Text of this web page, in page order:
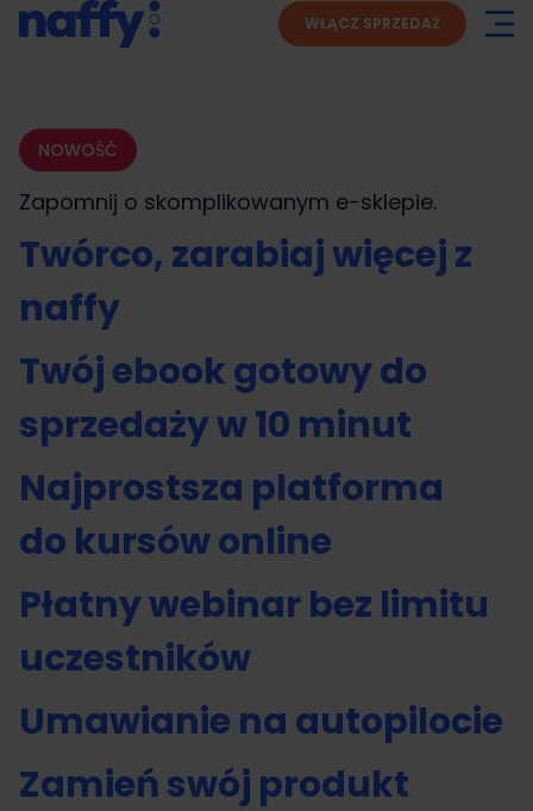
WŁĄCZ SPRZEDAŻ
NOWOŚĆ
Zapomnij o skomplikowanym e-sklepie.
Twórco, zarabiaj więcej z
naffy
Twój ebook gotowy do
sprzedaży w 10 minut
Najprostsza platforma
do kursów online
Płatny webinar bez limitu
uczestników
Umawianie na autopilocie
Zamień swój produkt